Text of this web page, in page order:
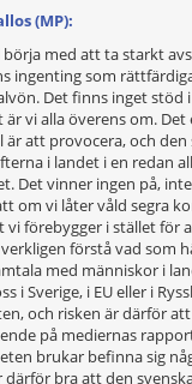
(MP):
börja med att ta starkt
ingenting som
Det finns inget stöd
vi alla överens om.
att provocera, och
i landet i en redan
Det vinner ingen på,
om vi låter våld segra
vi förebygger i stället för
förstå vad som
med människor i
i Sverige, i EU eller i
och risken är därför
på mediernas
brukar befinna sig
därför bra att den